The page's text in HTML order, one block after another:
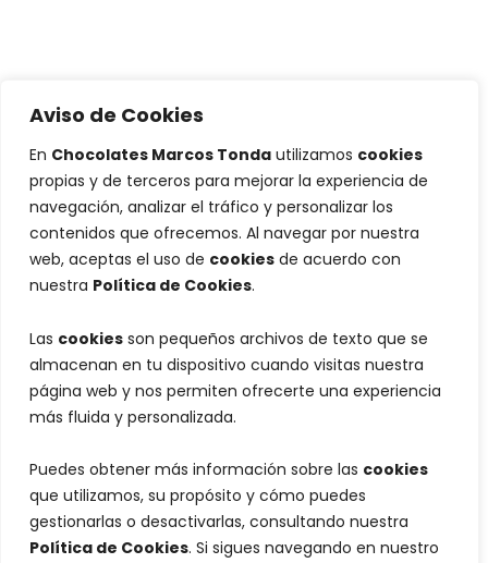
Aviso de Cookies
En Chocolates Marcos Tonda utilizamos cookies
propias y de terceros para mejorar la experiencia de
navegación, analizar el tráfico y personalizar los
contenidos que ofrecemos. Al navegar por nuestra
web, aceptas el uso de cookies de acuerdo con
nuestra Política de Cookies.
Las cookies son pequeños archivos de texto que se
almacenan en tu dispositivo cuando visitas nuestra
página web y nos permiten ofrecerte una experiencia
más fluida y personalizada.
Puedes obtener más información sobre las cookies
que utilizamos, su propósito y cómo puedes
gestionarlas o desactivarlas, consultando nuestra
Política de Cookies. Si sigues navegando en nuestro